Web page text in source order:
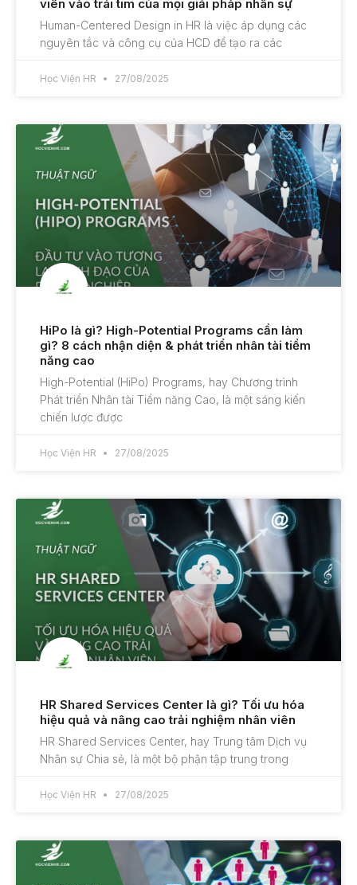
viên vào trái tim của mọi giải pháp nhân sự
Human-Centered Design in HR là việc áp dụng các
nguyên tắc và công cụ của HCD để tạo ra các
Học Viện HR 27/08/2025
HiPo là gì? High-Potential Programs cần làm
gì? 8 cách nhận diện & phát triển nhân tài tiềm
năng cao
High-Potential (HiPo) Programs, hay Chương trình
Phát triển Nhân tài Tiềm năng Cao, là một sáng kiến
chiến lược được
Học Viện HR 27/08/2025
HR Shared Services Center là gì? Tối ưu hóa
hiệu quả và nâng cao trải nghiệm nhân viên
HR Shared Services Center, hay Trung tâm Dịch vụ
Nhân sự Chia sẻ, là một bộ phận tập trung trong
Học Viện HR 27/08/2025